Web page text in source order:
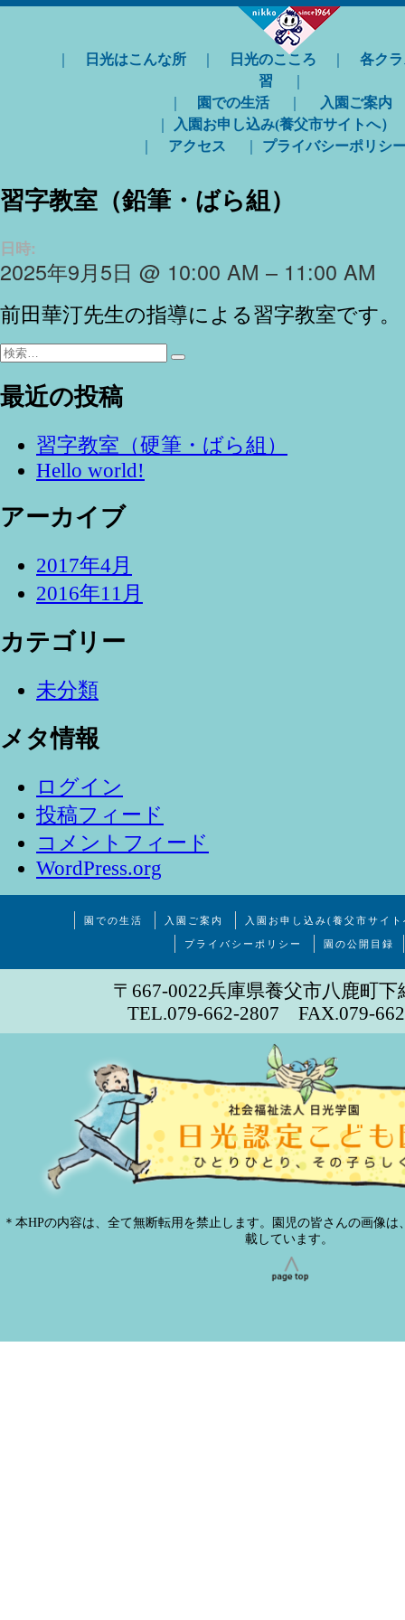
日光はこんな所 日光のこころ
各ク
習
園での生活 入園ご案内
入園お申し込み(養父市サイトへ）
アクセス プライバシーポリシ
習字教室（鉛筆・ばら組）
日時:
2025年9月5日 @ 10:00 AM – 11:00 AM
前田華汀先生の指導による習字教室です。
検
検
最近の投稿
習字教室（硬筆・ばら組）
Hello world!
アーカイブ
2017年4月
2016年11月
カテゴリー
未分類
メタ情報
ログイン
投稿フィード
コメントフィード
WordPress.org
園での生活 入園ご案内 入園お申し込み(養父市サイ
プライバシーポリシー 園の公開目録
〒667-0022兵庫県養父市八鹿町下
TEL.079-662-2807 FAX.079-
＊本HPの内容は、全て無断転用を禁止します。園児の皆さんの画像
載しています。